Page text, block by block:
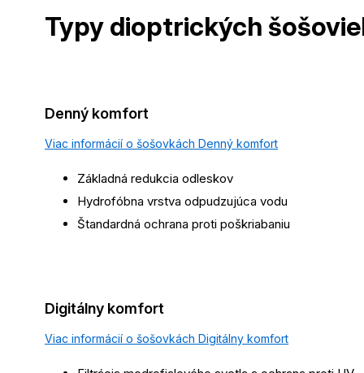
Typy dioptrických
Denný komfort
Viac informácií o šošovkách Denný komfort
Základná redukcia odleskov
Hydrofóbna vrstva odpudzujúca vodu
Štandardná ochrana proti poškriabaniu
Digitálny komfort
Viac informácií o šošovkách Digitálny komfort